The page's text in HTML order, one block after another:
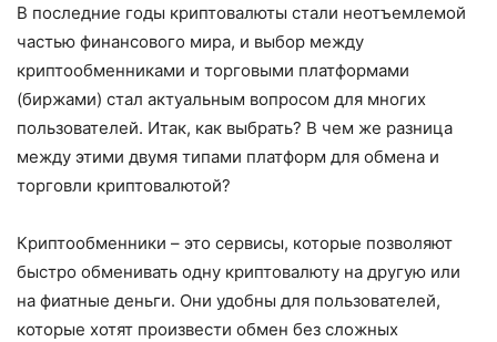
В последние годы криптовалюты стали неотъемлемой
частью финансового мира, и выбор между
криптообменниками и торговыми платформами
(биржами) стал актуальным вопросом для многих
пользователей. Итак, как выбрать? В чем же разница
между этими двумя типами платформ для обмена и
торговли криптовалютой?
Криптообменники – это сервисы, которые позволяют
быстро обменивать одну криптовалюту на другую или
на фиатные деньги. Они удобны для пользователей,
которые хотят произвести обмен без сложных